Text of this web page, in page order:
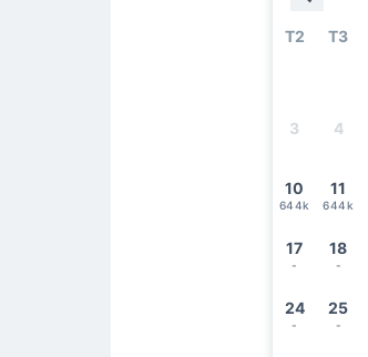
T2 T3
3 4
10
644k
11
644k
17
-
18
-
24
-
25
-